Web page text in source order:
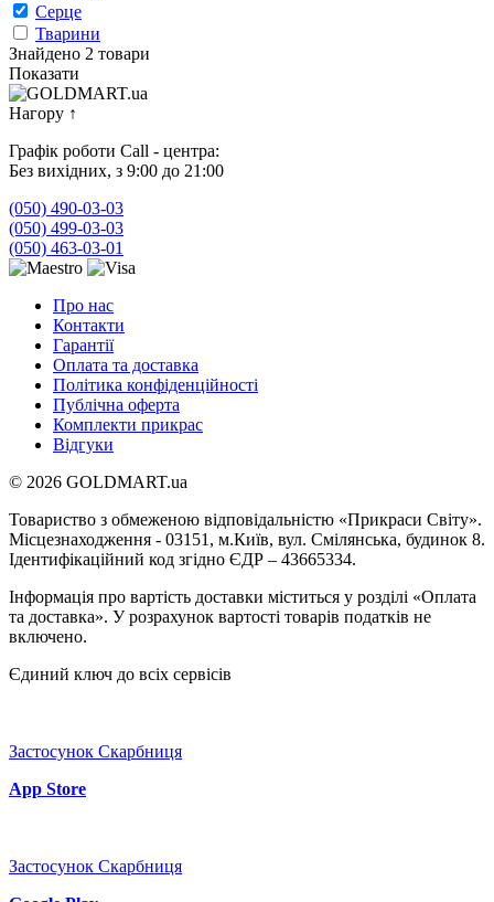
Серце
Тварини
Знайдено 2 товари
Показати
Нагору ↑
Графік роботи Call - центра:
Без вихідних, з 9:00 до 21:00
(050) 490-03-03
(050) 499-03-03
(050) 463-03-01
Про нас
Контакти
Гарантії
Оплата та доставка
Політика конфіденційності
Публічна оферта
Комплекти прикрас
Відгуки
© 2026 GOLDMART.ua
Товариство з обмеженою відповідальністю «Прикраси Світу».
Місцезнаходження - 03151, м.Київ, вул. Смілянська, будинок 8.
Ідентифікаційний код згідно ЄДР – 43665334.
Інформація про вартість доставки міститься у розділі «Оплата
та доставка». У розрахунок вартості товарів податків не
включено.
Єдиний ключ до всіх сервісів
Застосунок Скарбниця
App Store
Застосунок Скарбниця